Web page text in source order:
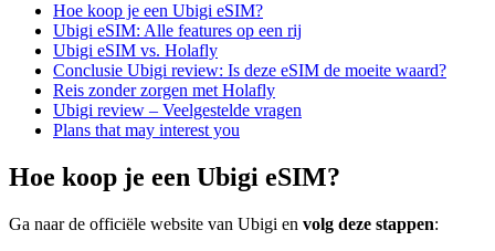
Hoe koop je een Ubigi eSIM?
Ubigi eSIM: Alle features op een rij
Ubigi eSIM vs. Holafly
Conclusie Ubigi review: Is deze eSIM de moeite waard?
Reis zonder zorgen met Holafly
Ubigi review – Veelgestelde vragen
Plans that may interest you
Hoe koop je een Ubigi eSIM?
Ga naar de officiële website van Ubigi en volg deze stappen: